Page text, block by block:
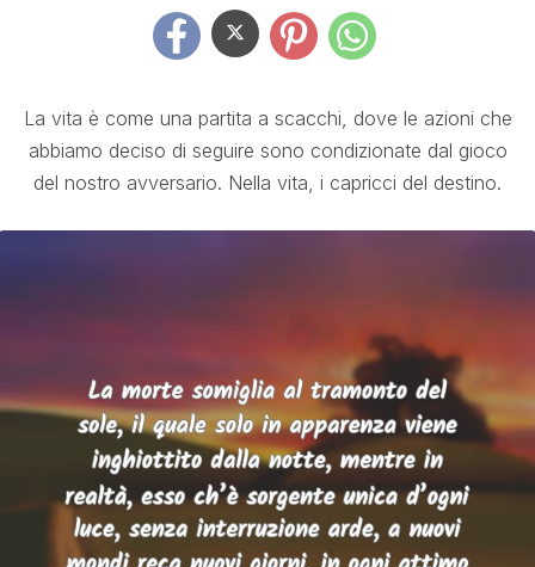
La vita è come una partita a scacchi, dove le azioni che
abbiamo deciso di seguire sono condizionate dal gioco
del nostro avversario. Nella vita, i capricci del destino.